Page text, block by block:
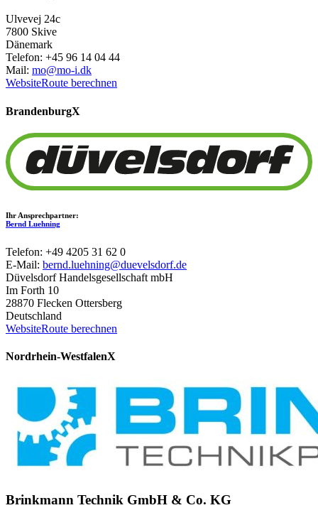
Ulvevej 24c
7800 Skive
Dänemark
Telefon: +45 96 14 04 44
Mail: mo@mo-i.dk
WebsiteRoute berechnen
BrandenburgX
Ihr Ansprechpartner:
Bernd Luehning
Telefon: +49 4205 31 62 0
E-Mail: bernd.luehning@duevelsdorf.de
Düvelsdorf Handelsgesellschaft mbH
Im Forth 10
28870 Flecken Ottersberg
Deutschland
WebsiteRoute berechnen
Nordrhein-WestfalenX
Brinkmann Technik GmbH & Co. KG